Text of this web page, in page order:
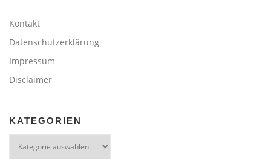
Kontakt
Datenschutzerklärung
Impressum
Disclaimer
KATEGORIEN